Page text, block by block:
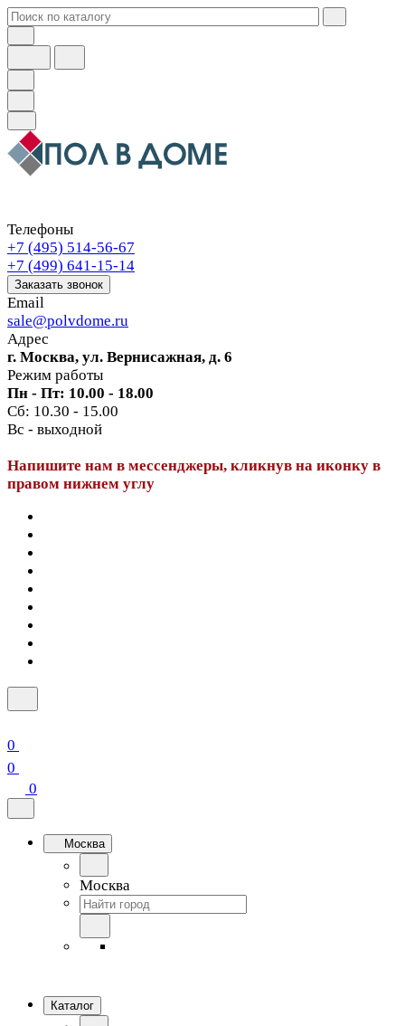
Телефоны
+7 (495) 514-56-67
+7 (499) 641-15-14
Заказать звонок
Email
sale@polvdome.ru
Адрес
г. Москва, ул. Вернисажная, д. 6
Режим работы
Пн - Пт: 10.00 - 18.00
Сб: 10.30 - 15.00
Вс - выходной
Напишите нам в мессенджеры, кликнув на иконку в
правом нижнем углу
0
0
0
Москва
Москва
Каталог